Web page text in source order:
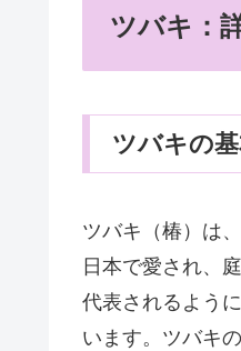
ツバキ：
ツバキの
ツバキ（椿）は
日本で愛され、
代表されるよう
います。ツバキ